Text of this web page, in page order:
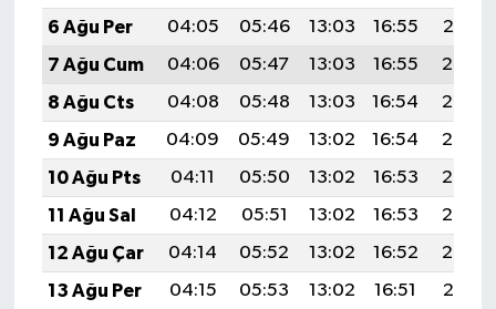
6 Ağu Per
04:05 05:46 13:03 16:55
20:10
7 Ağu Cum
04:06 05:47 13:03 16:55
20:08
8 Ağu Cts
04:08 05:48 13:03 16:54
20:07
9 Ağu Paz
04:09 05:49 13:02 16:54
20:06
10 Ağu Pts
04:11 05:50 13:02 16:53
20:05
11 Ağu Sal
04:12 05:51 13:02 16:53
20:03
12 Ağu Çar
04:14 05:52 13:02 16:52
20:02
13 Ağu Per
04:15 05:53 13:02 16:51
20:01